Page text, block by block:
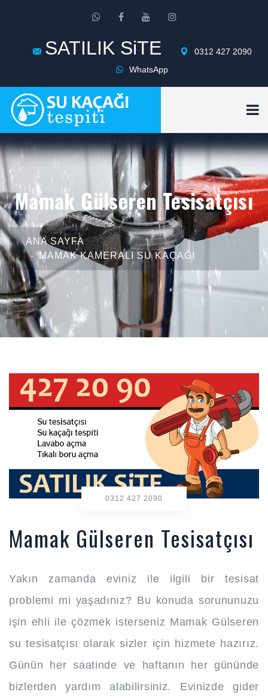
SATILIK SiTE
0312 427 2090
WhatsApp
Mamak Gülseren Tesisatçısı
ANA SAYFA
MAMAK KAMERALI SU KAÇAĞI
0312 427 2090
Mamak Gülseren Tesisatçısı
Yakın zamanda eviniz ile ilgili bir tesisat
problemi mi yaşadınız? Bu konuda sorununuzu
işin ehli ile çözmek isterseniz Mamak Gülseren
su tesisatçısı olarak sizler için hizmete hazırız.
Günün her saatinde ve haftanın her gününde
bizlerden yardım alabilirsiniz. Evinizde gider